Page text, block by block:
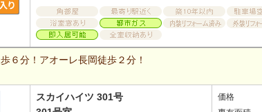
６分！アオーレ長岡徒歩２分！
スカイハイツ 301号
価格